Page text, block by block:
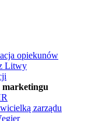
opiekunów
Litwy
marketingu
zarządu